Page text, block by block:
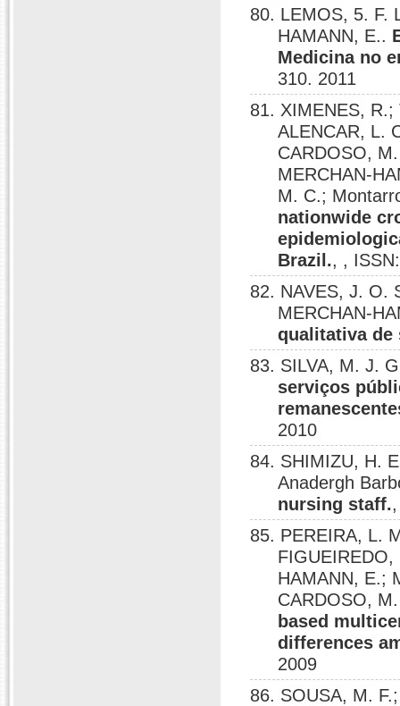
80. LEMOS, 5. F.
HAMANN, E..
Medicina no
310. 2011
81. XIMENES,
ALENCAR, L.
CARDOSO,
MERCHAN-
M. C.;
nationwide
Brazil., ,
82. NAVES, J. O.
MERCHAN-
qualitativa de
83. SILVA, M. J.
serviços
2010
84. SHIMIZU, H.
Anadergh
nursing staff.
85. PEREIRA, L.
HAMANN, E.;
CARDOSO,
based
differences
2009
86. SOUSA, M.